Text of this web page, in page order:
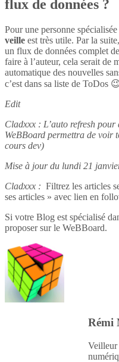
flux de données ?
Pour une personne
veille est très utile. Par la suite,
un flux de données complet
faire à l’auteur, cela serait de
automatique des nouvelles
c’est dans sa liste de ToDos
Edit
Cladxxx : L’auto refresh pour
WeBBoard permettra de voir
cours dev)
Mise à jour du lundi 21
Cladxxx : Filtrez les articles
ses articles » avec lien en
Si votre Blog est spécialisé
proposer sur le WeBBoard.
Rémi
Veilleur